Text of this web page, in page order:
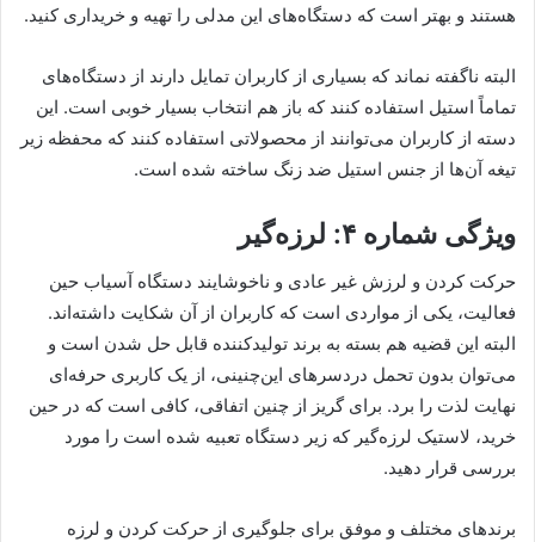
هستند و بهتر است که دستگاه‌های این‌ مدلی را تهیه و خریداری کنید.
البته ناگفته نماند که بسیاری از کاربران تمایل دارند از دستگاه‌های
تماماً استیل استفاده کنند که باز هم انتخاب بسیار خوبی است. این
دسته از کاربران می‌توانند از محصولاتی استفاده کنند که محفظه زیر
تیغه آن‌ها از جنس استیل ضد زنگ ساخته شده است.
ویژگی شماره ۴: لرزه‌گیر
حرکت کردن و لرزش غیر عادی و ناخوشایند دستگاه آسیاب حین
فعالیت، یکی از مواردی است که کاربران از آن شکایت داشته‌اند.
البته این قضیه هم بسته به برند تولیدکننده قابل حل شدن است و
می‌توان بدون تحمل دردسرهای این‌چنینی، از یک کاربری حرفه‌ای
نهایت لذت را برد. برای گریز از چنین اتفاقی، کافی است که در حین
خرید، لاستیک لرزه‌گیر که زیر دستگاه تعبیه شده است را مورد
بررسی قرار دهید.
برندهای مختلف و موفق برای جلوگیری از حرکت کردن و لرزه‌